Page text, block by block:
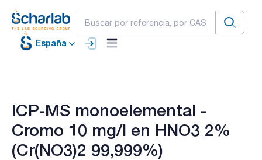
España
ICP-MS monoelemental -
Cromo 10 mg/l en HNO3 2%
(Cr(NO3)2 99,999%)